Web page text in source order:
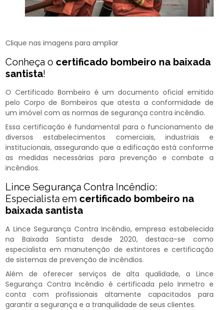
Clique nas imagens para ampliar
Conheça o certificado bombeiro na baixada
santista!
O Certificado Bombeiro é um documento oficial emitido
pelo Corpo de Bombeiros que atesta a conformidade de
um imóvel com as normas de segurança contra incêndio.
Essa certificação é fundamental para o funcionamento de
diversos estabelecimentos comerciais, industriais e
institucionais, assegurando que a edificação está conforme
as medidas necessárias para prevenção e combate a
incêndios.
Lince Segurança Contra Incêndio:
Especialista em certificado bombeiro na
baixada santista
A Lince Segurança Contra Incêndio, empresa estabelecida
na Baixada Santista desde 2020, destaca-se como
especialista em manutenção de extintores e certificação
de sistemas de prevenção de incêndios.
Além de oferecer serviços de alta qualidade, a Lince
Segurança Contra Incêndio é certificada pelo Inmetro e
conta com profissionais altamente capacitados para
garantir a segurança e a tranquilidade de seus clientes.